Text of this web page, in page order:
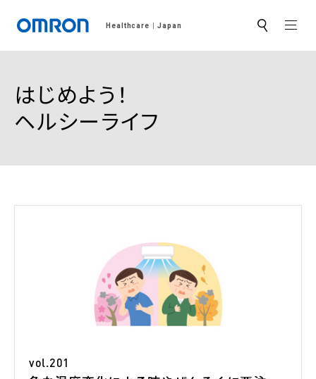
Healthcare Japan サ
ト
はじめよう！
ヘルシーライフ
vol.201